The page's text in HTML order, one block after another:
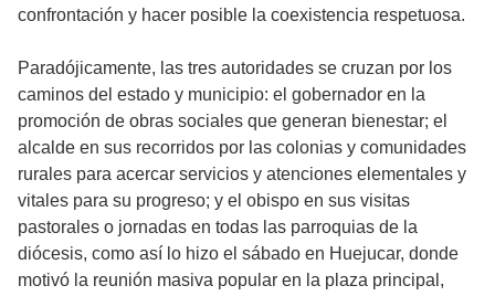
confrontación y hacer posible la coexistencia respetuosa.
Paradójicamente, las tres autoridades se cruzan por los
caminos del estado y municipio: el gobernador en la
promoción de obras sociales que generan bienestar; el
alcalde en sus recorridos por las colonias y comunidades
rurales para acercar servicios y atenciones elementales y
vitales para su progreso; y el obispo en sus visitas
pastorales o jornadas en todas las parroquias de la
diócesis, como así lo hizo el sábado en Huejucar, donde
motivó la reunión masiva popular en la plaza principal,